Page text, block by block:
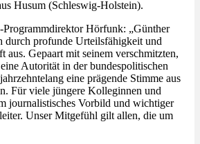
Husum (Schleswig-Holstein).
Hörfunk: „Günther
durch profunde Urteilsfähigkeit und
aus. Gepaart mit seinem verschmitzten,
Autorität in der bundespolitischen
eine prägende Stimme aus
Für viele jüngere Kolleginnen und
journalistisches Vorbild und wichtiger
Unser Mitgefühl gilt allen, die um